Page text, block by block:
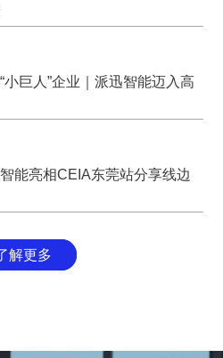
巨人”企业｜派迅智能迈入高
能亮相CEIA东莞站分享线边
解更多